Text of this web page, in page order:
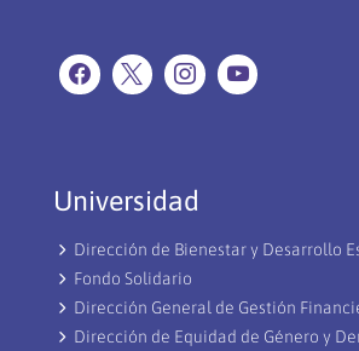
Universidad
Dirección de Bienestar y Desarrollo
Fondo Solidario
Dirección General de Gestión
Dirección de Equidad de Género y